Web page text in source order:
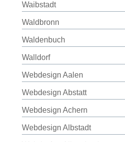
Waibstadt
Waldbronn
Waldenbuch
Walldorf
Webdesign Aalen
Webdesign Abstatt
Webdesign Achern
Webdesign Albstadt